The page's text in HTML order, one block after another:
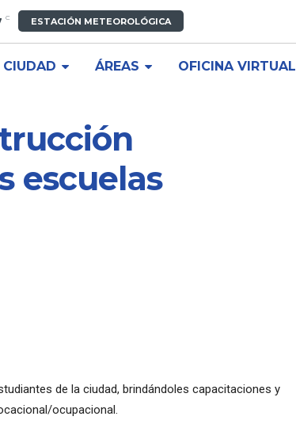
C ESTACIÓN METEOROLÓGICA
CIUDAD ÁREAS OFICINA VIRTUAL
escuelas
de la ciudad, brindándoles capacitaciones y
ocupacional.